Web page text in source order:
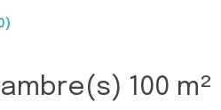
Maison 5 pièce(s) 3 chambre(s) 100 m²